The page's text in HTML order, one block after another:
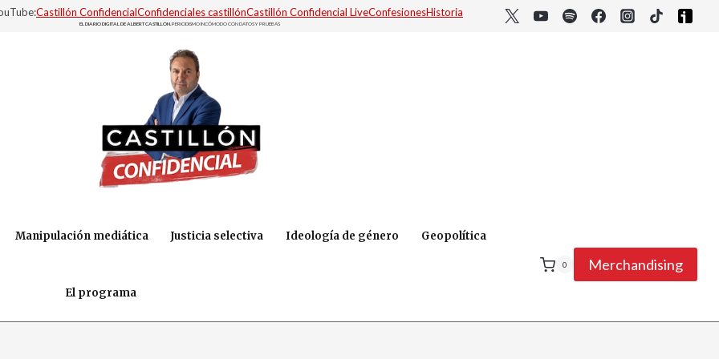
Castillón ConfidencialConfidenciales castillónCastillón Confidencial LiveConfesionesHistoria
EL DIARIO DIGITAL DE ALBERT CASTILLÓN. PERIODISMO INCÓMODO CON DATOS Y PRUEBAS
Manipulación mediática Justicia selectiva Ideología de género Geopolítica
El programa
0 Merchandising